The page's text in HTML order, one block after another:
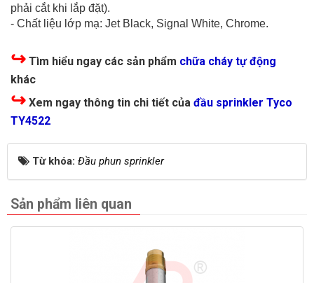
phải cắt khi lắp đặt).
- Chất liệu lớp mạ: Jet Black, Signal White, Chrome.
↪ Tìm hiểu ngay các sản phẩm chữa cháy tự động
khác
↪ Xem ngay thông tin chi tiết của đầu sprinkler Tyco
TY4522
Từ khóa: Đầu phun sprinkler
Sản phẩm liên quan